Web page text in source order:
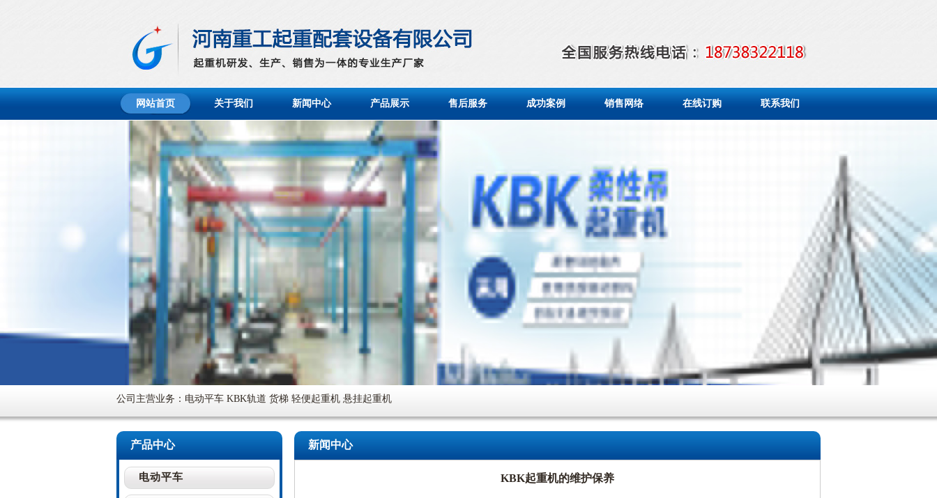
网站首页 关于我们 新闻中心 产品展示 售后服务 成功案例 销售网络 在线订购 联系我们
公司主营业务：电动平车 KBK轨道 货梯 轻便起重机 悬挂起重机
新闻中心
KBK起重机的维护保养
产品中心
电动平车